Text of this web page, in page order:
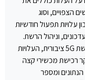
הצפויים, וסוג
עלויות תפעול חודשיות
עדכונים, וניהול הרשת.
לעומת זאת, אם העסק בוחר להשתמש ברשת 5G ציבורית, העלויות
רכישת מכשירי קצה
ומספר